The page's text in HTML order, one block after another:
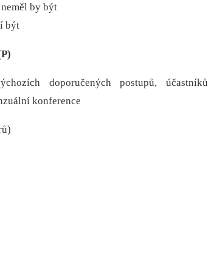
by být
být
doporučených postupů, účastníků
konference